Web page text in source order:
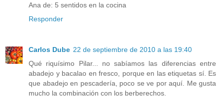
Ana de: 5 sentidos en la cocina
Responder
Carlos Dube 22 de septiembre de 2010 a las 19:40
Qué riquísimo Pilar... no sabíamos las diferencias entre
abadejo y bacalao en fresco, porque en las etiquetas sí. Es
que abadejo en pescadería, poco se ve por aquí. Me gusta
mucho la combinación con los berberechos.